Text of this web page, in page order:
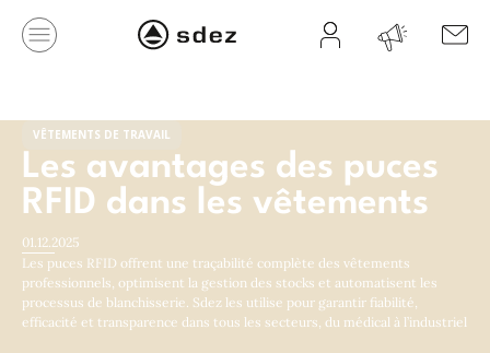
VÊTEMENTS DE TRAVAIL
Les avantages des puces
RFID dans les vêtements
01.12.2025
Les puces RFID offrent une traçabilité complète des vêtements
professionnels, optimisent la gestion des stocks et automatisent les
processus de blanchisserie. Sdez les utilise pour garantir fiabilité,
efficacité et transparence dans tous les secteurs, du médical à l’industriel